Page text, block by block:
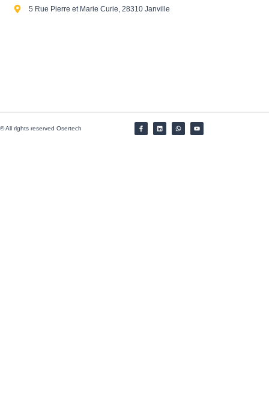
5 Rue Pierre et Marie Curie, 28310 Janville
© All rights reserved Osertech